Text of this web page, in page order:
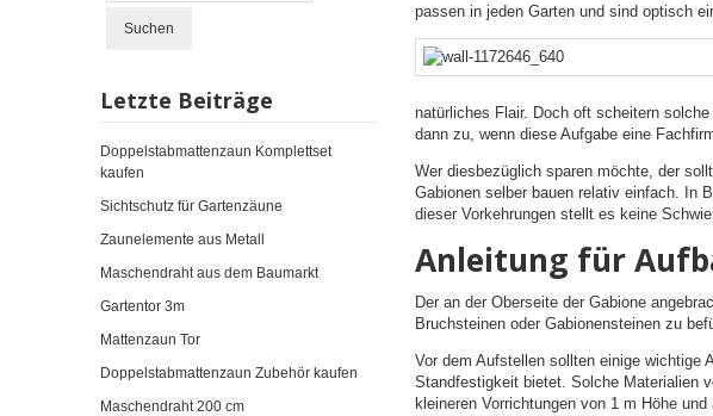
passen in jeden Garten und sind optisch
natürliches Flair. Doch oft scheitern
dann zu, wenn diese Aufgabe eine
Wer diesbezüglich sparen möchte, der
Gabionen selber bauen relativ einfach. In
dieser Vorkehrungen stellt es keine
Anleitung für
Der an der Oberseite der Gabione
Bruchsteinen oder Gabionensteinen zu
Vor dem Aufstellen sollten einige wichtige
Standfestigkeit bietet. Solche Materialien
kleineren Vorrichtungen von 1 m Höhe
Suchen
Letzte Beiträge
Doppelstabmattenzaun Komplettset
kaufen
Sichtschutz für Gartenzäune
Zaunelemente aus Metall
Maschendraht aus dem Baumarkt
Gartentor 3m
Mattenzaun Tor
Doppelstabmattenzaun Zubehör kaufen
Maschendraht 200 cm